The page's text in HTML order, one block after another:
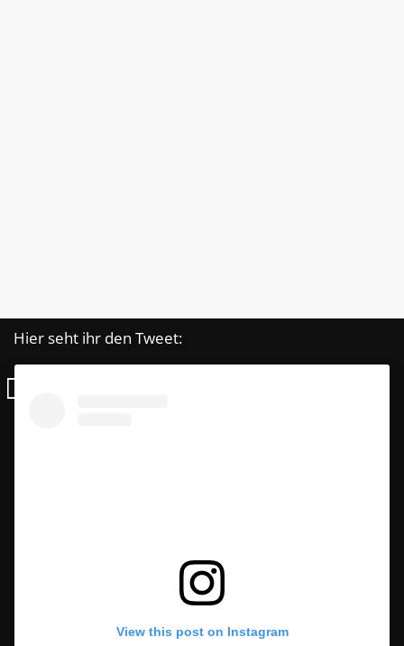
Hier seht ihr den Tweet:
View this post on Instagram